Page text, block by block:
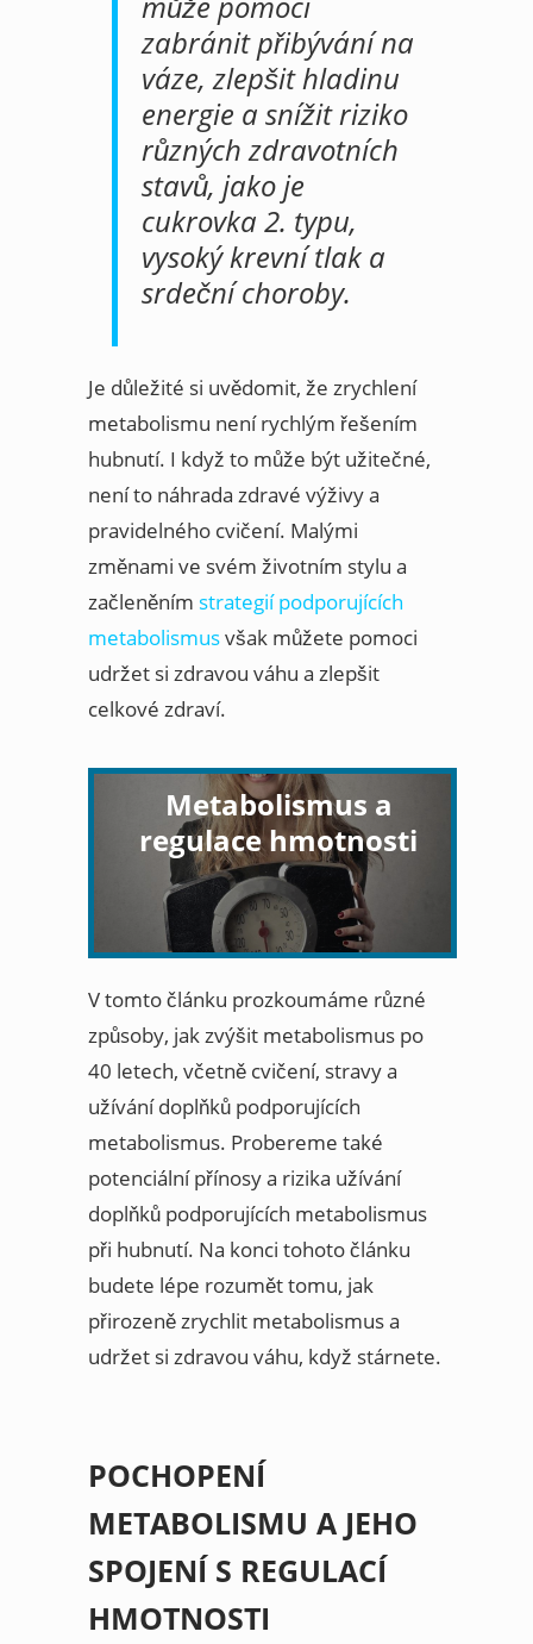
zabránit přibývání na
váze, zlepšit hladinu
energie a snížit riziko
různých zdravotních
stavů, jako je
cukrovka 2. typu,
vysoký krevní tlak a
srdeční choroby.
Je důležité si uvědomit, že zrychlení
metabolismu není rychlým řešením
hubnutí. I když to může být užitečné,
není to náhrada zdravé výživy a
pravidelného cvičení. Malými
změnami ve svém životním stylu a
začleněním strategií podporujících
metabolismusvšak můžete pomoci
udržet si zdravou váhu a zlepšit
celkové zdraví.
Metabolismus a
regulace hmotnosti
V tomto článku prozkoumáme různé
způsoby, jak zvýšit metabolismus po
40 letech, včetně cvičení, stravy a
užívání doplňků podporujících
metabolismus. Probereme také
potenciální přínosy a rizika užívání
doplňků podporujících metabolismus
při hubnutí. Na konci tohoto článku
budete lépe rozumět tomu, jak
přirozeně zrychlit metabolismus a
udržet si zdravou váhu, když stárnete.
POCHOPENÍ
METABOLISMU A JEHO
SPOJENÍ S REGULACÍ
HMOTNOSTI